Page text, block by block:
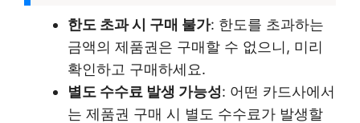
한도 초과 시 구매 불가: 한도를 초과하는
금액의 제품권은 구매할 수 없으니, 미리
확인하고 구매하세요.
별도 수수료 발생 가능성: 어떤 카드사에서
는 제품권 구매 시 별도 수수료가 발생할